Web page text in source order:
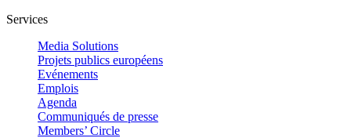
Services
Media Solutions
Projets publics européens
Evénements
Emplois
Agenda
Communiqués de presse
Members’ Circle